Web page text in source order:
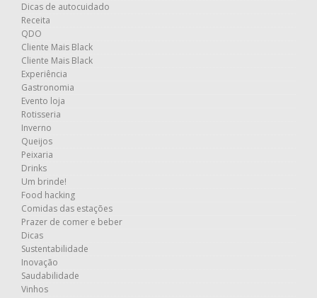
Dicas de autocuidado
Receita
QDO
Cliente Mais Black
Cliente Mais Black
Experiência
Gastronomia
Evento loja
Rotisseria
Inverno
Queijos
Peixaria
Drinks
Um brinde!
Food hacking
Comidas das estações
Prazer de comer e beber
Dicas
Sustentabilidade
Inovação
Saudabilidade
Vinhos